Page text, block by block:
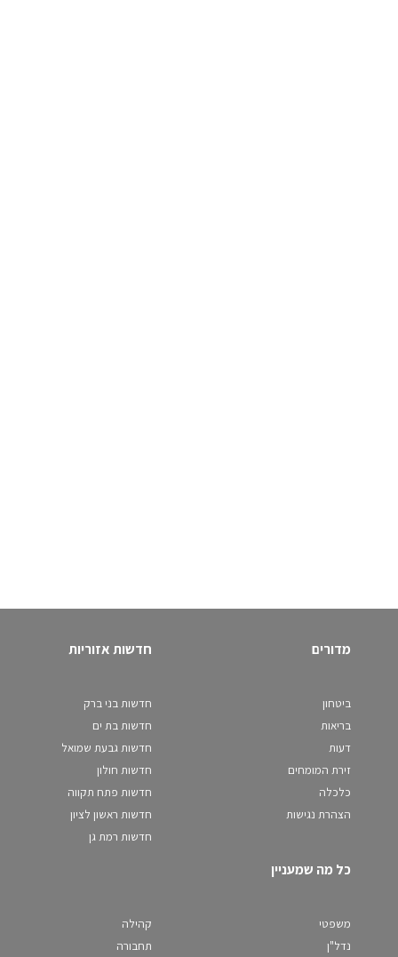
מדורים
ביטחון
בריאות
דעות
זירת המומחים
כלכלה
הצהרת נגישות
חדשות אזוריות
חדשות בני ברק
חדשות בת ים
חדשות גבעת שמואל
חדשות חולון
חדשות פתח תקווה
חדשות ראשון לציון
חדשות רמת גן
כל מה שמעניין
משפטי
נדל"ן
קהילה
תחבורה